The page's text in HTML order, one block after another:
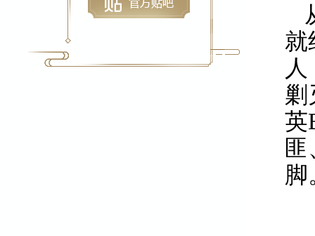
就
剿
英
脚